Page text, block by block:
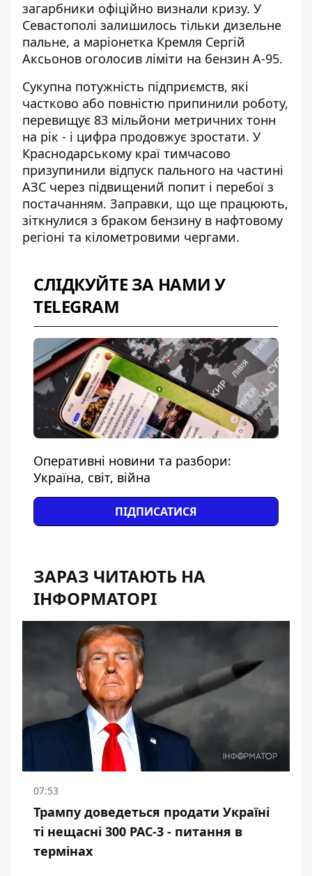
загарбники офіційно визнали кризу. У
Севастополі залишилось тільки дизельне
пальне, а маріонетка Кремля Сергій
Аксьонов оголосив ліміти на бензин А-95.
Сукупна потужність підприємств, які
частково або повністю припинили роботу,
перевищує 83 мільйони метричних тонн
на рік - і цифра продовжує зростати. У
Краснодарському краї тимчасово
призупинили відпуск пального на частині
АЗС через підвищений попит і перебої з
постачанням. Заправки, що ще працюють,
зіткнулися з браком бензину в нафтовому
регіоні та кілометровими чергами.
СЛІДКУЙТЕ ЗА НАМИ У
TELEGRAM
Оперативні новини та разбори:
Україна, світ, війна
ПІДПИСАТИСЯ
ЗАРАЗ ЧИТАЮТЬ НА
ІНФОРМАТОРІ
07:53
Трампу доведеться продати Україні
ті нещасні 300 PAC-3 - питання в
термінах